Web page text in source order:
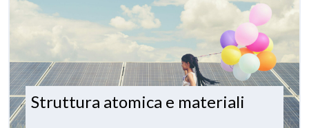
Struttura atomica e materiali